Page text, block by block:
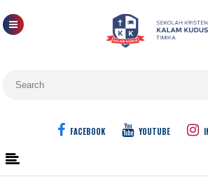
FACEBOOK YOUTUBE